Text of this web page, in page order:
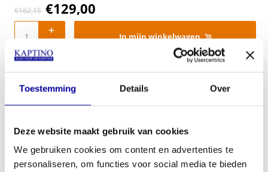
Toestemming Details Over
Deze website maakt gebruik van cookies
We gebruiken cookies om content en advertenties te
personaliseren, om functies voor social media te bieden
€162,15 €129,00
In mijn winkelwagen
Productinformatie
Kunststof zitting en rug
Vaste zithoogte 45 cm